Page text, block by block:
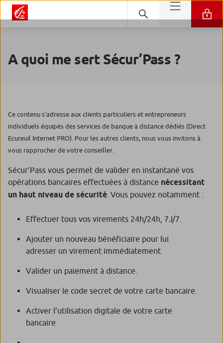
A quoi me sert Sécur’Pass ?
Ce contenu s’adresse aux clients particuliers et entrepreneurs
individuels équipés des services de banque à distance dédiés (Direct
Ecureuil Internet PRO). Pour les autres clients, nous vous invitons à
vous rapprocher de votre conseiller.
Sécur’Pass vous permet de valider en instantané vos
opérations bancaires effectuées à distance nécessitant
un haut niveau de sécurité . Vous pouvez notamment :
Effectuer tous vos virements 24h/24h, 7J/7.
Ajouter un nouveau bénéficiaire pour lui
adresser un virement immédiatement.
Valider un paiement à distance.
Visualiser le code secret de votre carte bancaire.
Activer l’utilisation digitale de votre carte
bancaire